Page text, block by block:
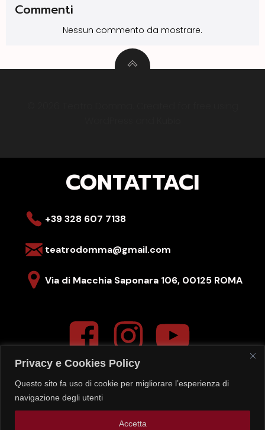
Privacy e Cookies Policy
Questo sito fa uso di cookie per migliorare l’esperienza di
navigazione degli utenti
Accetta
Commenti
Nessun commento da mostrare.
CONTATTACI
+39 328 607 7138
teatrodomma@gmail.com
Via di Macchia Saponara 106, 00125 ROMA
La segreteria del teatro è aperta
LUN-VEN – 16:00-20:00
Gli spettacoli delSABATOsono sempre alle ore19:00